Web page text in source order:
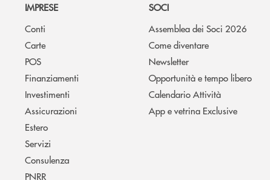
IMPRESE
Conti
Carte
POS
Finanziamenti
Investimenti
Assicurazioni
Estero
Servizi
Consulenza
PNRR
SOCI
Assemblea dei Soci 2026
Come diventare
Newsletter
Opportunità e tempo libero
Calendario Attività
App e vetrina Exclusive